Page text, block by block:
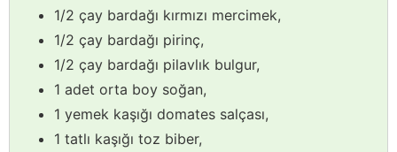
1/2 çay bardağı kırmızı mercimek,
1/2 çay bardağı pirinç,
1/2 çay bardağı pilavlık bulgur,
1 adet orta boy soğan,
1 yemek kaşığı domates salçası,
1 tatlı kaşığı toz biber,